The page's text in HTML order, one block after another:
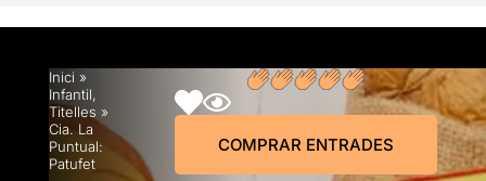
Inici »
Infantil,
Titelles »
Cia. La
Puntual:
Patufet
COMPRAR ENTRADES